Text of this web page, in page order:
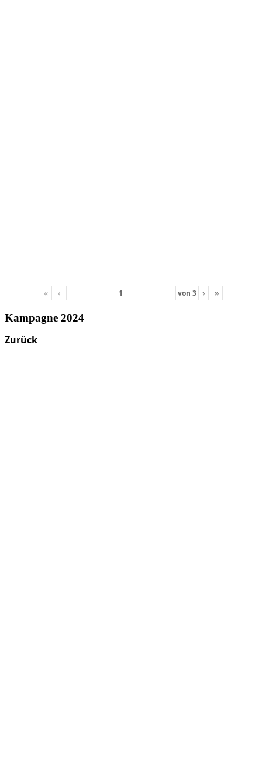
« ‹ von 3 › »
Kampagne 2024
Zurück